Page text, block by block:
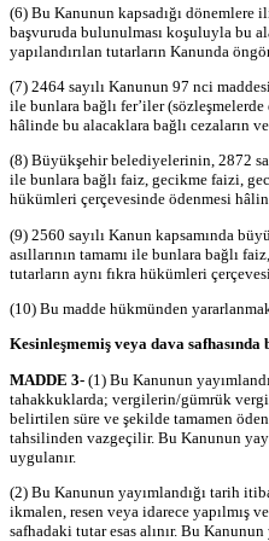
(6) Bu Kanunun kapsadığı
başvuruda bulunulması koşuluyla bu
yapılandırılan tutarların Kanunda
(7) 2464 sayılı Kanunun 97 nci
ile bunlara bağlı fer’iler
hâlinde bu alacaklara bağlı cezaların
(8) Büyükşehir belediyelerinin, 2872
ile bunlara bağlı faiz, gecikme faizi,
hükümleri çerçevesinde ödenmesi
(9) 2560 sayılı Kanun kapsamında
asıllarının tamamı ile bunlara bağlı
tutarların aynı fıkra hükümleri
(10) Bu madde hükmünden
Kesinleşmemiş veya dava
MADDE 3- (1) Bu Kanunun
tahakkuklarda; vergilerin/gümrük
belirtilen süre ve şekilde tamamen
tahsilinden vazgeçilir. Bu Kanunun
uygulanır.
(2) Bu Kanunun yayımlandığı tarih
ikmalen, resen veya idarece yapılmış
safhadaki tutar esas alınır. Bu